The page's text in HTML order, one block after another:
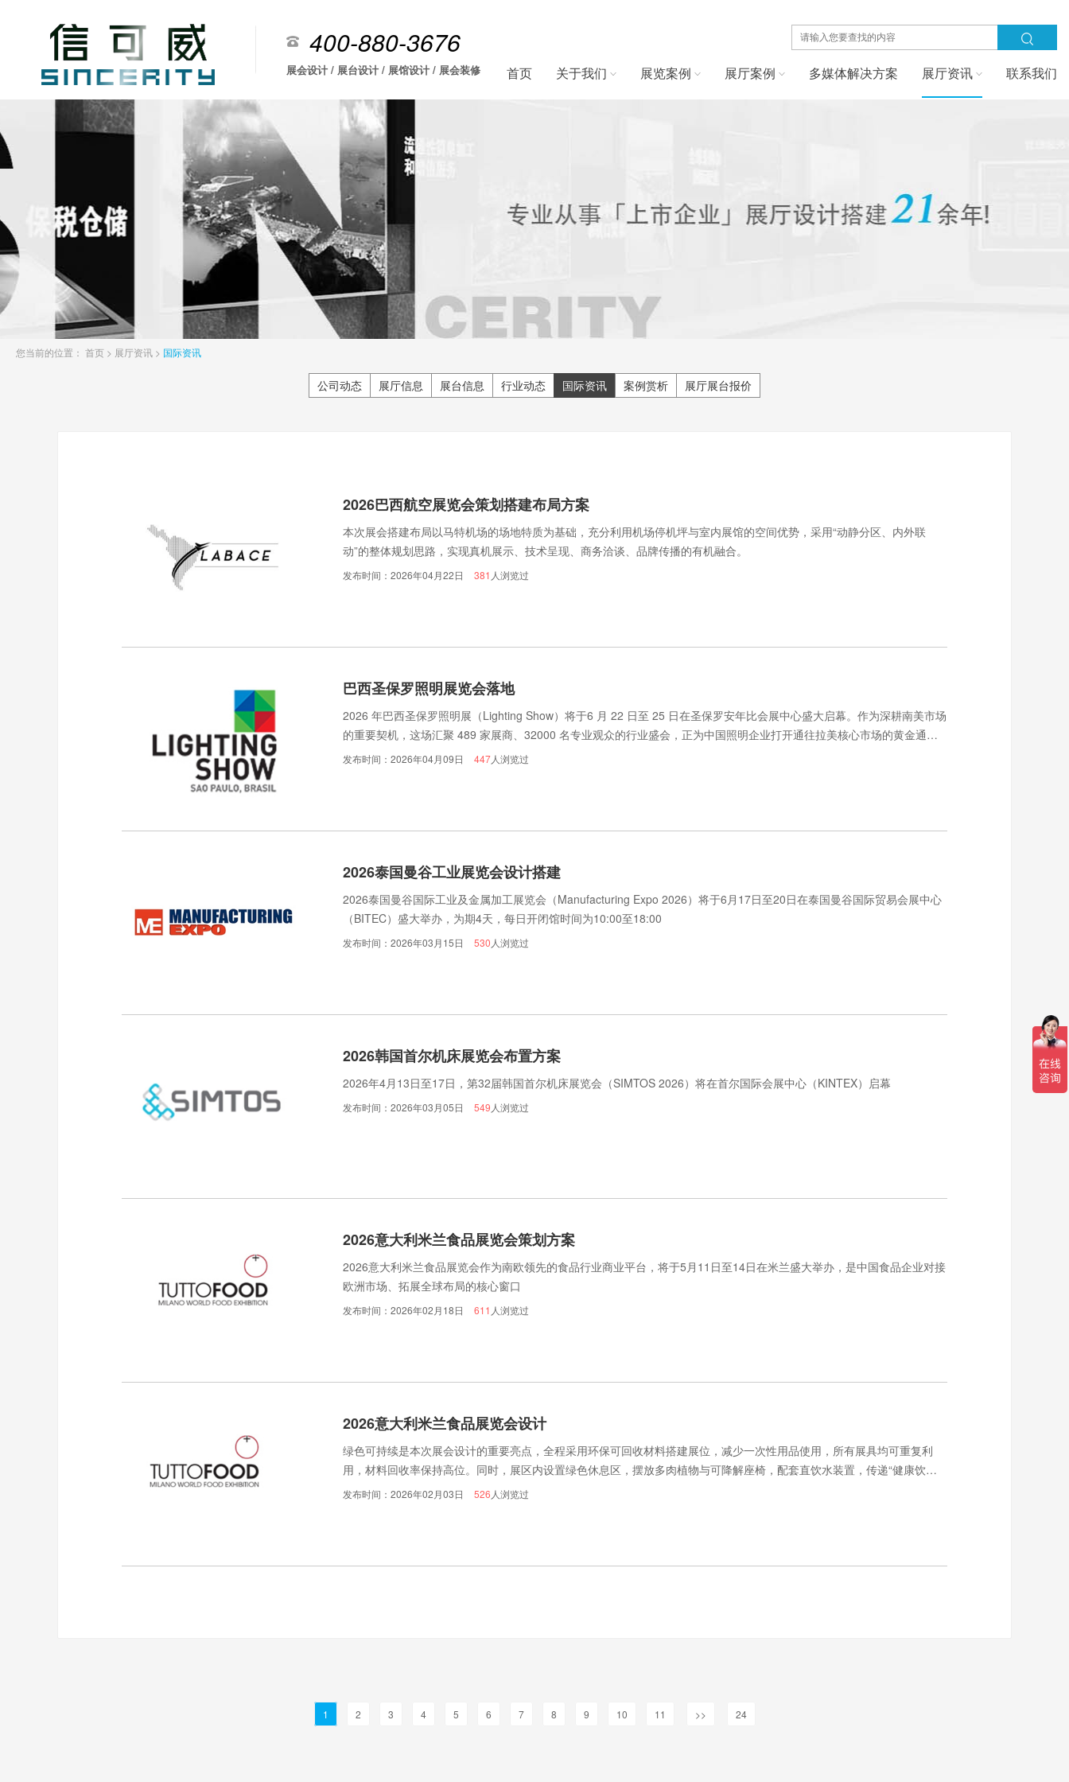
400-880-3676
展会设计 / 展台设计 / 展馆设计 / 展会装修 首页 关于我们 展览案例 展厅案例 多媒体解决方案 展厅资讯 联系我们
您当前的位置： 首页 > 展厅资讯 > 国际资讯
公司动态 展厅信息 展台信息 行业动态 国际资讯 案例赏析 展厅展台报价
2026巴西航空展览会策划搭建布局方案
本次展会搭建布局以马特机场的场地特质为基础，充分利用机场停机坪与室内展馆的空间优势，采用“动静分区、内外联
动”的整体规划思路，实现真机展示、技术呈现、商务洽谈、品牌传播的有机融合。
发布时间：2026年04月22日 381 人浏览过
巴西圣保罗照明展览会落地
2026 年巴西圣保罗照明展（Lighting Show）将于6 月 22 日至 25 日在圣保罗安年比会展中心盛大启幕。作为深耕南美市场
的重要契机，这场汇聚 489 家展商、32000 名专业观众的行业盛会，正为中国照明企业打开通往拉美核心市场的黄金通
道。
发布时间：2026年04月09日 447人浏览过
2026泰国曼谷工业展览会设计搭建
2026泰国曼谷国际工业及金属加工展览会（Manufacturing Expo 2026）将于6月17日至20日在泰国曼谷国际贸易会展中心
（BITEC）盛大举办，为期4天，每日开闭馆时间为10:00至18:00
发布时间：2026年03月15日 530 人浏览过
2026韩国首尔机床展览会布置方案
2026年4月13日至17日，第32届韩国首尔机床展览会（SIMTOS 2026）将在首尔国际会展中心（KINTEX）启幕
发布时间：2026年03月05日 549 人浏览过
2026意大利米兰食品展览会策划方案
2026意大利米兰食品展览会作为南欧领先的食品行业商业平台，将于5月11日至14日在米兰盛大举办，是中国食品企业对接
欧洲市场、拓展全球布局的核心窗口
发布时间：2026年02月18日 611 人浏览过
2026意大利米兰食品展览会设计
绿色可持续是本次展会设计的重要亮点，全程采用环保可回收材料搭建展位，减少一次性用品使用，所有展具均可重复利
用，材料回收率保持高位。同时，展区内设置绿色休息区，摆放多肉植物与可降解座椅，配套直饮水装置，传递“健康饮
食、绿色环保”的行业理念。此外，展会融入数字技术，在各展区设置智能导航屏与产品追溯终端，访客可快速查询展品信
发布时间：2026年02月03日 526 人浏览过
1 2 3 4 5 6 7 8 9 10 11 >> 24